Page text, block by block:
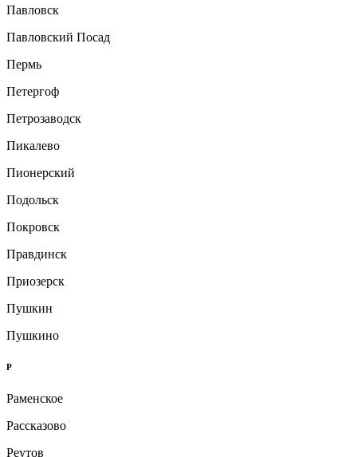
Павловск
Павловский Посад
Пермь
Петергоф
Петрозаводск
Пикалево
Пионерский
Подольск
Покровск
Правдинск
Приозерск
Пушкин
Пушкино
Р
Раменское
Рассказово
Реутов